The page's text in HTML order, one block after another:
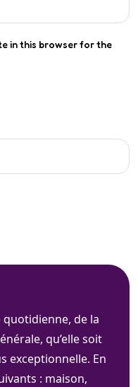
in this browser for the
quotidienne, de la
qu’elle soit
exceptionnelle. En
: maison,